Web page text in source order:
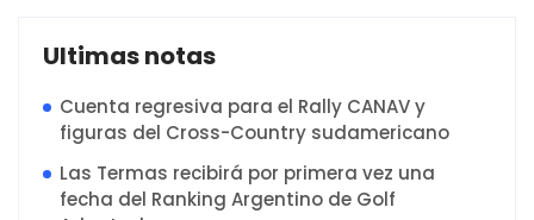
Ultimas notas
Cuenta regresiva para el Rally CANAV y
figuras del Cross-Country sudamericano
Las Termas recibirá por primera vez una
fecha del Ranking Argentino de Golf